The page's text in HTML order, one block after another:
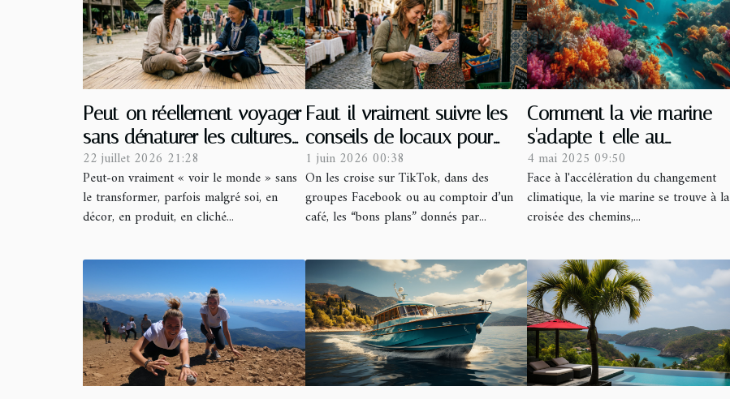
Peut-on réellement voyager
sans dénaturer les cultures
?
22 juillet 2026 21:28
Peut-on vraiment « voir le monde » sans
le transformer, parfois malgré soi, en
décor, en produit, en cliché...
Faut-il vraiment suivre les
conseils de locaux pour
voyager malin ?
1 juin 2026 00:38
On les croise sur TikTok, dans des
groupes Facebook ou au comptoir d’un
café, les “bons plans” donnés par...
Comment la vie marine
s'adapte-t-elle au
changement climatique ?
4 mai 2025 09:50
Face à l'accélération du changement
climatique, la vie marine se trouve à la
croisée des chemins,...